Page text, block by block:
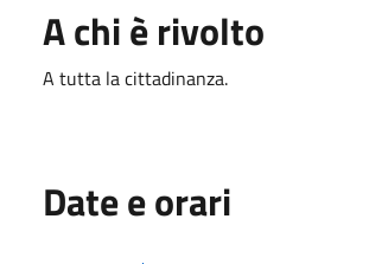
A chi è rivolto
A tutta la cittadinanza.
Date e orari